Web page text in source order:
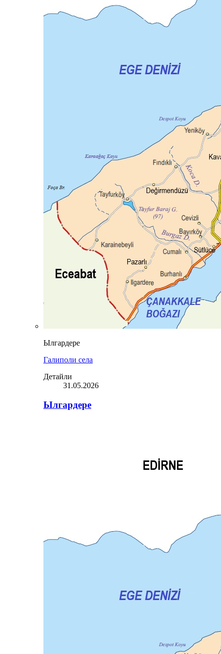
Ылгардере
Галиполи села
Детайли
31.05.2026
Ылгардере